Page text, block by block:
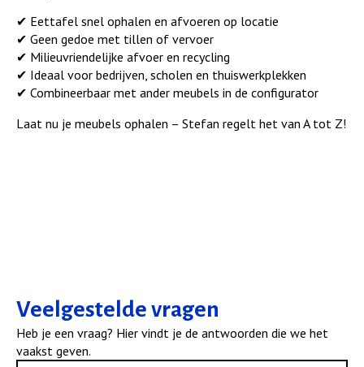
✔ Eettafel snel ophalen en afvoeren op locatie
✔ Geen gedoe met tillen of vervoer
✔ Milieuvriendelijke afvoer en recycling
✔ Ideaal voor bedrijven, scholen en thuiswerkplekken
✔ Combineerbaar met ander meubels in de configurator
Laat nu je meubels ophalen – Stefan regelt het van A tot Z!
Veelgestelde vragen
Heb je een vraag? Hier vindt je de antwoorden die we het
vaakst geven.